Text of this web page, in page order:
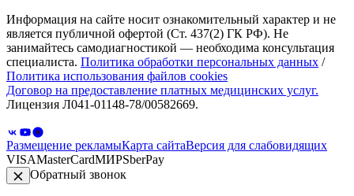
Информация на сайте носит ознакомительный характер и не
является публичной офертой (Ст. 437(2) ГК РФ). Не
занимайтесь самодиагностикой — необходима консультация
специалиста. Политика обработки персональных данных /
Политика использования файлов cookies
Договор на предоставление платных медицинских услуг.
Лицензия Л041-01148-78/00582669.
Размещение рекламыКарта сайтаВерсия для слабовидящих
VISAMasterCardМИРSberPay
Обратный звонок